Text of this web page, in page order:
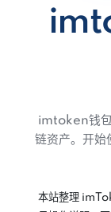
imtoken钱
链资产。开始
本站整理